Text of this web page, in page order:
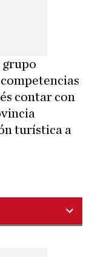
grupo
contar con
turística a